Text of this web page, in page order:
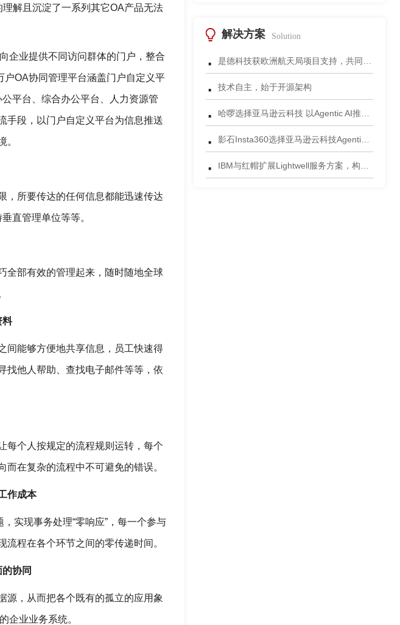
解且沉淀了一系列其它OA产品无法
企业提供不同访问群体的门户，整合
OA协同管理平台涵盖门户自定义平
平台、综合办公平台、人力资源管
手段，以门户自定义平台为信息推送
。
，所要传达的任何信息都能迅速传达
直管理单位等等。
全部有效的管理起来，随时随地全球
料
间能够方便地共享信息，员工快速得
找他人帮助、查找电子邮件等等，依
每个人按规定的流程规则运转，每个
在复杂的流程中不可避免的错误。
作成本
实现事务处理“零响应”，每一个参与
程在各个环节之间的零传递时间。
协同
源，从而把各个既有的孤立的应用象
企业业务系统。
解决方案 Solution
·
· 技术自主，始于开源架构
·
· 影石Insta360选择亚马逊云科技Agentic AI 正式发布一站式智能成片应用
·